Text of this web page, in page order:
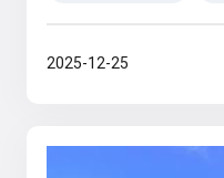
2025-12-25